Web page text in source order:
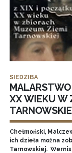
SIEDZIBA
XX WIEKU W
Chełmoński,
ich dzieła można
Tarnowskiej.